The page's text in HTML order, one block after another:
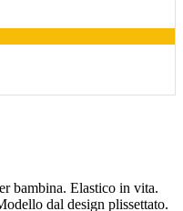
bambina. Elastico in vita.
dal design plissettato.